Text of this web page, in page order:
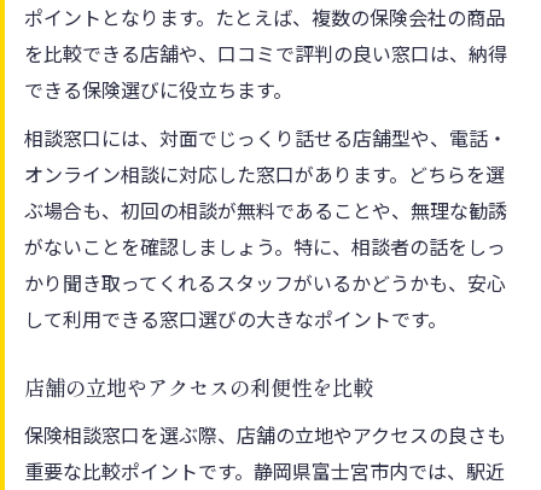
ポイントとなります。たとえば、複数の保険会社の商品
を比較できる店舗や、口コミで評判の良い窓口は、納得
できる保険選びに役立ちます。
相談窓口には、対面でじっくり話せる店舗型や、電話・
オンライン相談に対応した窓口があります。どちらを選
ぶ場合も、初回の相談が無料であることや、無理な勧誘
がないことを確認しましょう。特に、相談者の話をしっ
かり聞き取ってくれるスタッフがいるかどうかも、安心
して利用できる窓口選びの大きなポイントです。
店舗の立地やアクセスの利便性を比較
保険相談窓口を選ぶ際、店舗の立地やアクセスの良さも
重要な比較ポイントです。静岡県富士宮市内では、駅近